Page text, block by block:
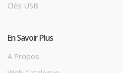
Clés USB
En Savoir Plus
A Propos